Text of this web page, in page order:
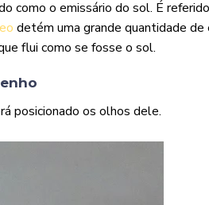
como o emissário do sol. É
detém uma grande quantidade de
flui como se fosse o sol.
posicionado os olhos dele.